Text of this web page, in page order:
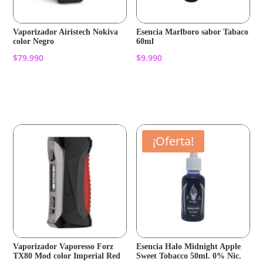
Vaporizador Airistech Nokiva
color Negro
$79.990
Esencia Marlboro sabor Tabaco
60ml
$9.990
Vaporizador Vaporesso Forz
TX80 Mod color Imperial Red
¡Oferta!
Esencia Halo Midnight Apple
Sweet Tobacco 50ml. 0% Nic.